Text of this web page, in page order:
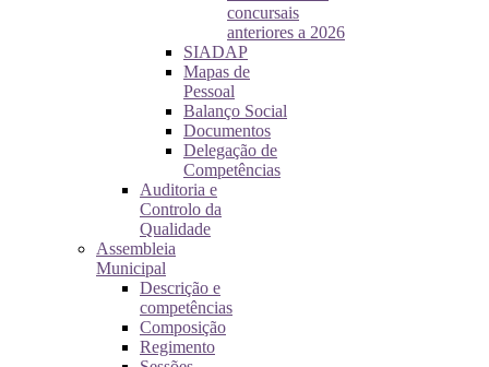
concursais
anteriores a 2026
SIADAP
Mapas de
Pessoal
Balanço Social
Documentos
Delegação de
Competências
Auditoria e
Controlo da
Qualidade
Assembleia
Municipal
Descrição e
competências
Composição
Regimento